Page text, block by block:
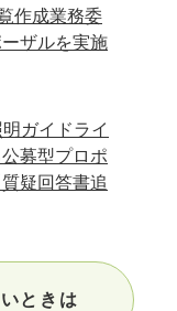
作成業務委
ザルを実施
ガイドライ
募型プロポ
疑回答書追
ときは